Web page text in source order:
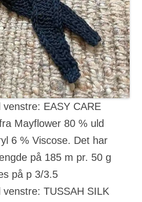
EASY CARE
Mayflower 80 % uld
6 % Viscose. Det har
på 185 m pr. 50 g
på p 3/3.5
TUSSAH SILK